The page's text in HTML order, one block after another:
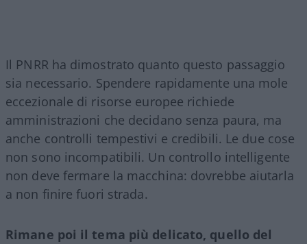
Il PNRR ha dimostrato quanto questo passaggio
sia necessario. Spendere rapidamente una mole
eccezionale di risorse europee richiede
amministrazioni che decidano senza paura, ma
anche controlli tempestivi e credibili. Le due cose
non sono incompatibili. Un controllo intelligente
non deve fermare la macchina: dovrebbe aiutarla
a non finire fuori strada.
Rimane poi il tema più delicato, quello del